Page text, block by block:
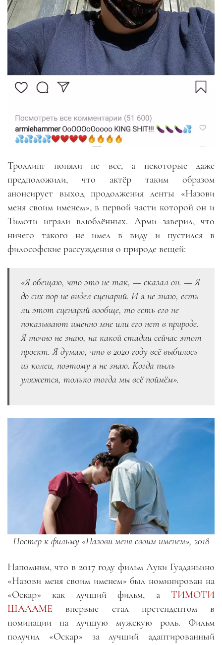
Троллинг поняли не все, а некоторые даже
предположили, что актёр таким образом
анонсирует выход продолжения ленты «Назови
меня своим именем», в первой части которой он и
Тимоти играли влюблённых. Арми заверил, что
ничего такого не имел в виду и пустился в
философские рассуждения о природе вещей:
«Я обещаю, что это не так, — сказал он. — Я
до сих пор не видел сценарий. И я не знаю, есть
ли этот сценарий вообще, то есть его не
показывают именно мне или его нет в природе.
Я точно не знаю, на какой стадии сейчас этот
проект. Я думаю, что в 2020 году всё выбилось
из колеи, поэтому я не знаю. Когда пыль
уляжется, только тогда мы всё поймём».
Постер к фильму «Назови меня своим именем», 2018
Напомним, что в 2017 году фильм Луки Гуаданьино
«Назови меня своим именем» был номинирован на
«Оскар» как лучший фильм, а ТИМОТИ
ШАЛАМЕ впервые стал претендентом в
номинации на лучшую мужскую роль. Фильм
получил «Оскар» за лучший адаптированный